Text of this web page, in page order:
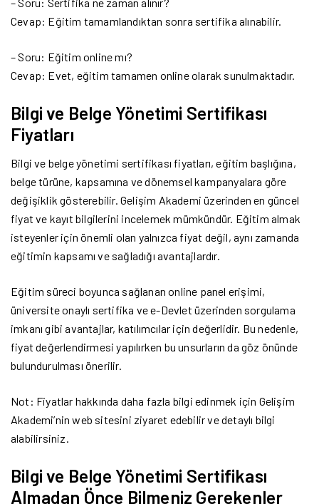
Cevap: Eğitim tamamlandıktan sonra sertifika alınabilir.
– Soru: Eğitim online mı?
Cevap: Evet, eğitim tamamen online olarak sunulmaktadır.
Bilgi ve Belge Yönetimi Sertifikası
Fiyatları
Bilgi ve belge yönetimi sertifikası fiyatları, eğitim başlığına,
belge türüne, kapsamına ve dönemsel kampanyalara göre
değişiklik gösterebilir. Gelişim Akademi üzerinden en güncel
fiyat ve kayıt bilgilerini incelemek mümkündür. Eğitim almak
isteyenler için önemli olan yalnızca fiyat değil, aynı zamanda
eğitimin kapsamı ve sağladığı avantajlardır.
Eğitim süreci boyunca sağlanan online panel erişimi,
üniversite onaylı sertifika ve e-Devlet üzerinden sorgulama
imkanı gibi avantajlar, katılımcılar için değerlidir. Bu nedenle,
fiyat değerlendirmesi yapılırken bu unsurların da göz önünde
bulundurulması önerilir.
Not: Fiyatlar hakkında daha fazla bilgi edinmek için Gelişim
Akademi’nin web sitesini ziyaret edebilir ve detaylı bilgi
alabilirsiniz.
Bilgi ve Belge Yönetimi Sertifikası
Almadan Önce Bilmeniz Gerekenler